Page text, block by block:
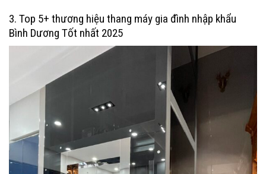
3. Top 5+ thương hiệu thang máy gia đình nhập khẩu
Bình Dương Tốt nhất 2025